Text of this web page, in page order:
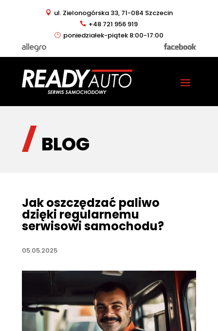
ul. Zielonogórska 33, 71-084 Szczecin
+48 721 956 919
poniedziałek-piątek 8:00-17:00
BLOG
Jak oszczędzać paliwo
dzięki regularnemu
serwisowi samochodu?
05.05.2025